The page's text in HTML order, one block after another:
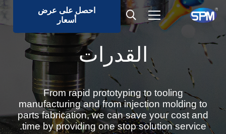
احصل على عرض
أسعار
القدرات
From rapid prototyping to tooling
manufacturing and from injection molding to
parts fabrication, we can save your cost and
time by providing one stop solution service.